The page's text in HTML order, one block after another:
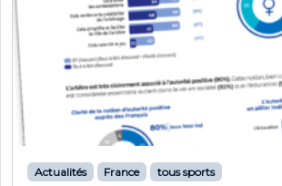
Actualités France tous sports